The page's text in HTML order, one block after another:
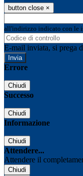
button close ×
all'indirizzo indicato con le
E-mail inviata, si prega
Errore
Chiudi
Successo
Chiudi
Informazione
Chiudi
Attendere...
Attendere il
Chiudi